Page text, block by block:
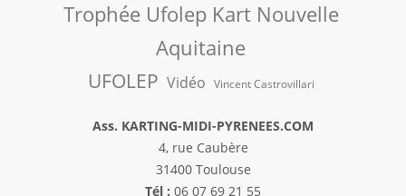
Trophée Ufolep Kart Nouvelle
Aquitaine
UFOLEP Vidéo Vincent Castrovillari
Ass. KARTING-MIDI-PYRENEES.COM
4, rue Caubère
31400 Toulouse
Tél : 06 07 69 21 55